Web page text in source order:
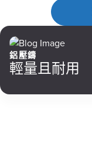
鋁壓鑄
輕量且耐用